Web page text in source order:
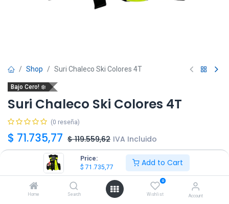
Price:
$ 71.735,77 Add to Cart
Home Search
0
Wishlist Account
Shop Suri Chaleco Ski Colores 4T
Bajo Cero! ❄️
Suri Chaleco Ski Colores 4T
(0 reseña)
$ 71.735,77 $119.559,62 IVA Incluido